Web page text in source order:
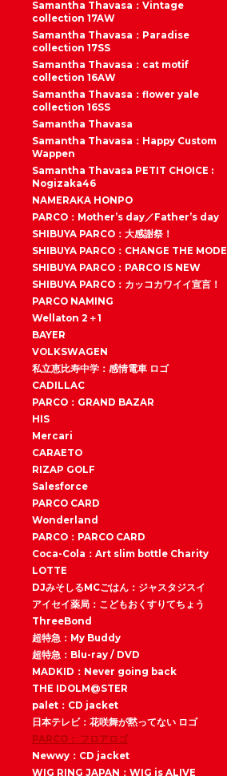
Samantha Thavasa：Vintage
collection 17AW
Samantha Thavasa：Paradise
collection 17SS
Samantha Thavasa：cat motif
collection 16AW
Samantha Thavasa：flower yale
collection 16SS
Samantha Thavasa
Samantha Thavasa：Happy Custom
Wappen
Samantha Thavasa PETIT CHOICE :
Nogizaka46
NAMERAKA HONPO
PARCO：Mother’s day／Father’s day
SHIBUYA PARCO：大感謝祭！
SHIBUYA PARCO：CHANGE THE MODE
SHIBUYA PARCO：PARCO IS NEW
SHIBUYA PARCO：カッコカワイイ宣言！
PARCO NAMING
Wellaton 2＋1
BAYER
VOLKSWAGEN
私立恵比寿中学：感情電車 ロゴ
CADILLAC
PARCO：GRAND BAZAR
HIS
Mercari
CARAETO
RIZAP GOLF
Salesforce
PARCO CARD
Wonderland
PARCO：PARCO CARD
Coca-Cola：Art slim bottle Charity
LOTTE
DJみそしるMCごはん：ジャスタジスイ
アイセイ薬局：こどもおくすりてちょう
ThreeBond
超特急：My Buddy
超特急：Blu-ray / DVD
MADKID：Never going back
THE IDOLM@STER
palet：CD jacket
日本テレビ：花咲舞が黙ってない ロゴ
PARCO： フロアロゴ
Newwy：CD jacket
WIG RING JAPAN：WIG is ALIVE